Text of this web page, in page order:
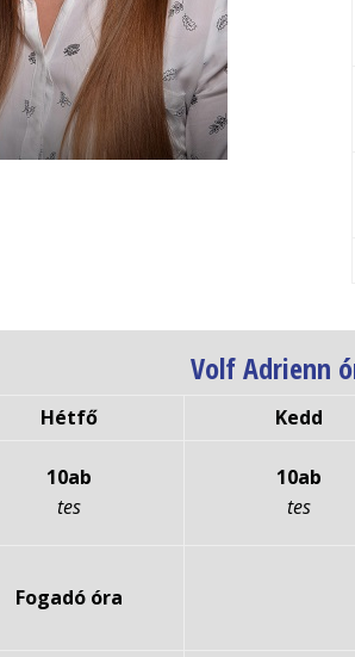
Volf Adrienn
Hétfő Kedd
10ab
tes
10ab
tes
Fogadó óra